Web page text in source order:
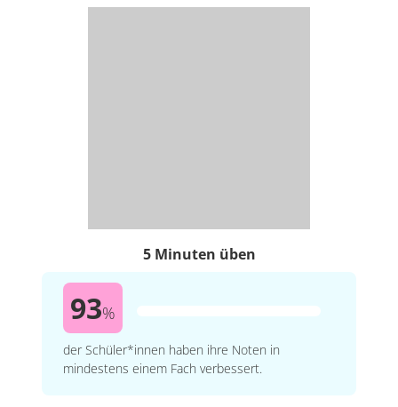
5 Minuten üben
93%
der Schüler*innen haben ihre Noten in
mindestens einem Fach verbessert.